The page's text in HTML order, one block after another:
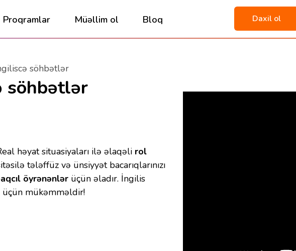
Proqramlar Müəllim ol Bloq Daxil ol
söhbətlər
söhbətlər
həyat situasiyaları ilə əlaqəli rol
tələffüz və ünsiyyət bacarıqlarınızı
öyrənənlər üçün əladır. İngilis
üçün mükəmməldir!